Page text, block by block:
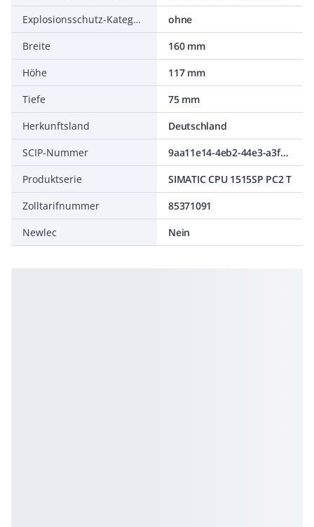
Explosionsschutz-Kategorie für Staub
ohne
Breite
160 mm
Höhe
117 mm
Tiefe
75 mm
Herkunftsland
Deutschland
SCIP-Nummer
9aa11e14-4eb2-44e3-a3f5-f6fd99d859dc
Produktserie
SIMATIC CPU 1515SP PC2 T
Zolltarifnummer
85371091
Newlec
Nein